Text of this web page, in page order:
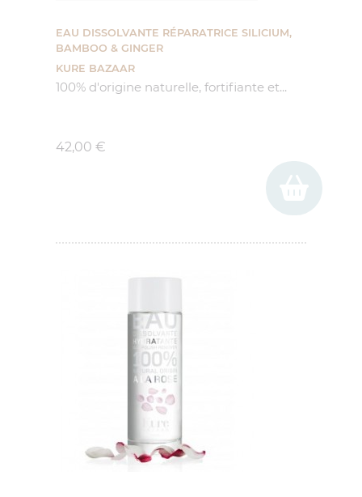
EAU DISSOLVANTE RÉPARATRICE SILICIUM,
BAMBOO & GINGER
KURE BAZAAR
100% d'origine naturelle, fortifiante et...
42,00 €